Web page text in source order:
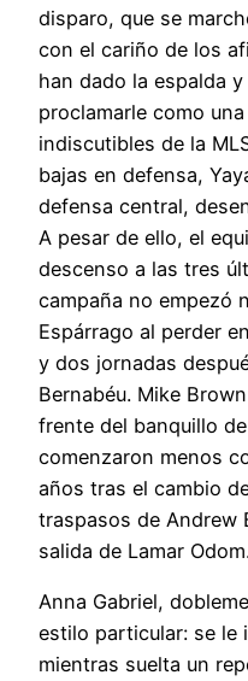
disparo, que se
con el cariño de los
han dado la espalda
proclamarle como
indiscutibles de la
bajas en defensa,
defensa central,
A pesar de ello, el
descenso a las tres
campaña no empezó
Espárrago al perder
y dos jornadas
Bernabéu. Mike
frente del banquillo
comenzaron menos
años tras el cambio
traspasos de Andrew
salida de Lamar Odom.
Anna Gabriel,
estilo particular: se le
mientras suelta un